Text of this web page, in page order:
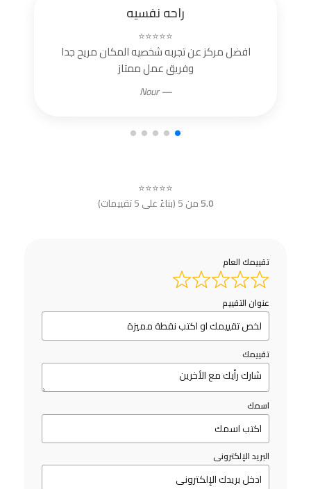
راحه نفسيه
⭐⭐⭐⭐⭐
افضل مركز عن تجربه شخصيه المكان مريح جدا
وفريق عمل ممتاز
— Nour
⭐⭐⭐⭐⭐
5.0من 5 (بناءً على 5 تقييمات)
تقييمك العام
عنوان التقييم
تقييمك
اسمك
البريد الإلكترونى